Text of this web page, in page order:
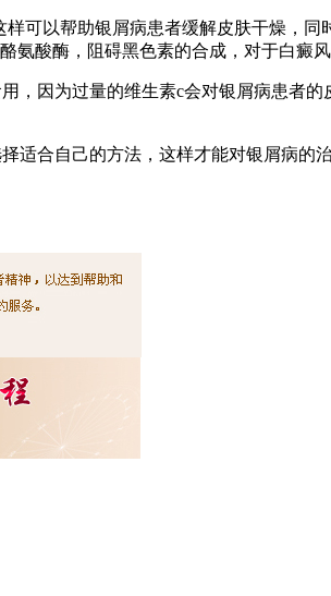
可以帮助银屑病患者缓解皮肤干燥，
酸酶，阻碍黑色素的合成，对于白癜
因为过量的维生素c会对银屑病患者
适合自己的方法，这样才能对银屑病